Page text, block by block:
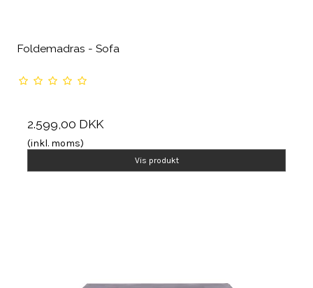
Foldemadras - Sofa
2.599,00 DKK
(inkl. moms)
Vis produkt